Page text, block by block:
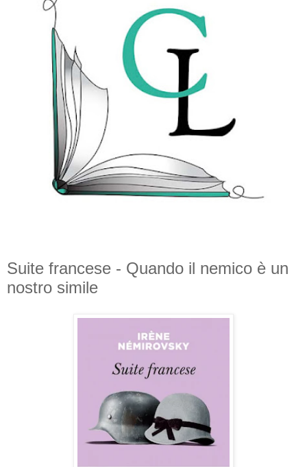
Suite francese - Quando il nemico è un
nostro simile